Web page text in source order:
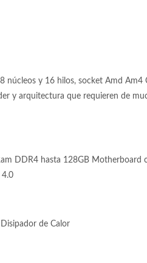
núcleos y 16 hilos, socket Amd
y arquitectura que requieren de
DDR4 hasta 128GB
4.0
de Calor